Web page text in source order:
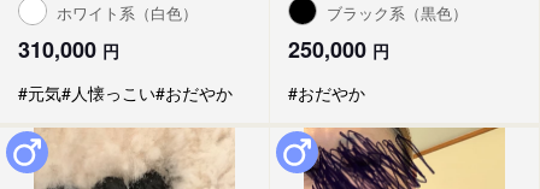
ホワイト系（白色）
310,000 円
#元気#人懐っこい#おだやか
ブラック系（黒色）
250,000 円
#おだやか